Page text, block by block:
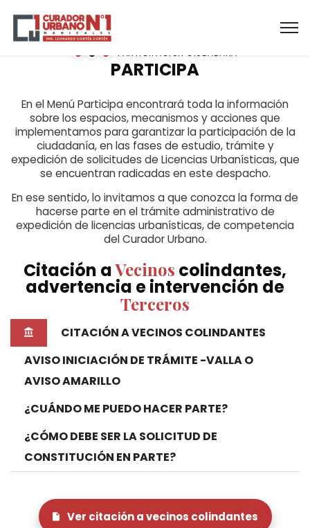
PARTICIPACIÓN CIUDADANA
PARTICIPA
En el Menú Participa encontrará toda la información
sobre los espacios, mecanismos y acciones que
implementamos para garantizar la participación de la
ciudadanía, en las fases de estudio, trámite y
expedición de solicitudes de Licencias Urbanísticas, que
se encuentran radicadas en este despacho.
En ese sentido, lo invitamos a que conozca la forma de
hacerse parte en el trámite administrativo de
expedición de licencias urbanísticas, de competencia
del Curador Urbano.
Citación aVecinos colindantes,
advertencia e intervención de
Terceros
CITACIÓN A VECINOS COLINDANTES
AVISO INICIACIÓN DE TRÁMITE -VALLA O
AVISO AMARILLO
¿CUÁNDO ME PUEDO HACER PARTE?
¿CÓMO DEBE SER LA SOLICITUD DE
CONSTITUCIÓN EN PARTE?
Ver citación a vecinos colindantes